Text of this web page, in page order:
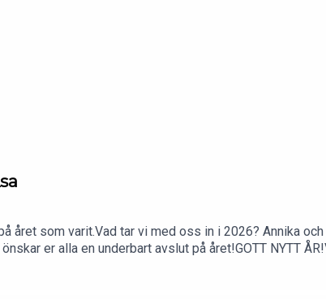
året som varit.Vad tar vi med oss in i 2026? Annika
er alla en underbart avslut på året!GOTT NYTT
dina vänner.Tagga oss gärna på insta i stories när du
TILLSAMMANS!❤️Kram,Annika & ÅsaFölj oss